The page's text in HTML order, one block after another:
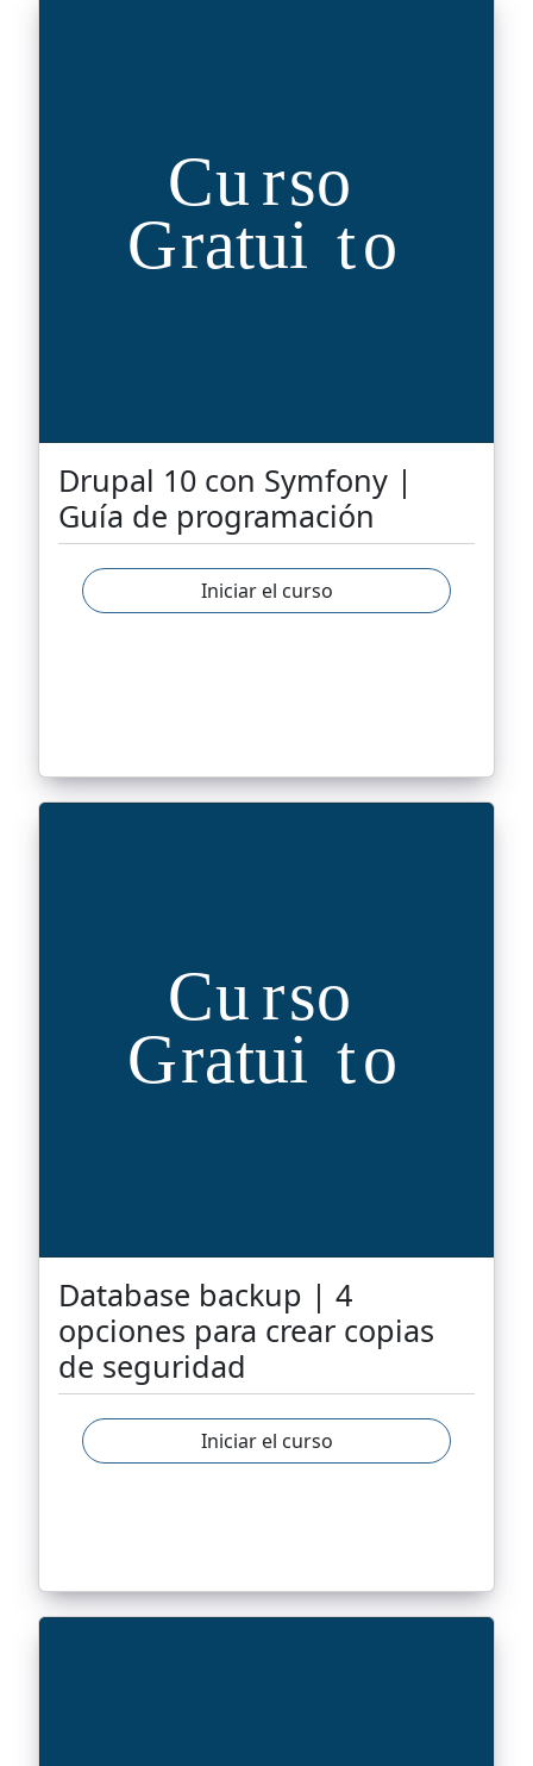
Drupal 10 con Symfony |
Guía de programación
Iniciar el curso
Database backup | 4
opciones para crear copias
de seguridad
Iniciar el curso